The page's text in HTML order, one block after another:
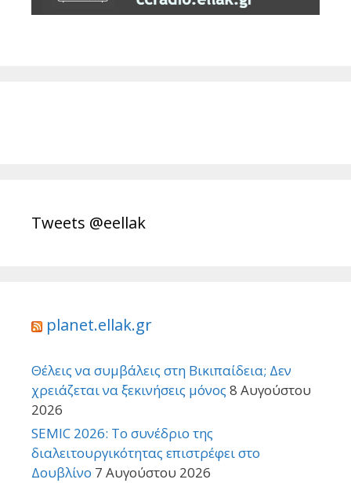
Tweets @eellak
planet.ellak.gr
Θέλεις να συμβάλεις στη Βικιπαίδεια; Δεν
χρειάζεται να ξεκινήσεις μόνος 8 Αυγούστου
2026
SEMIC 2026: Το συνέδριο της
διαλειτουργικότητας επιστρέφει στο
Δουβλίνο 7 Αυγούστου 2026